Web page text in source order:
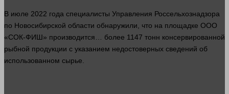
В июле 2022 года специалисты Управления Россельхознадзора
по Новосибирской области обнаружили, что на площадке ООО
«СОК-ФИШ» производится… более 1147 тонн консервированной
рыбной продукции с указанием недостоверных сведений об
использованном сырье.